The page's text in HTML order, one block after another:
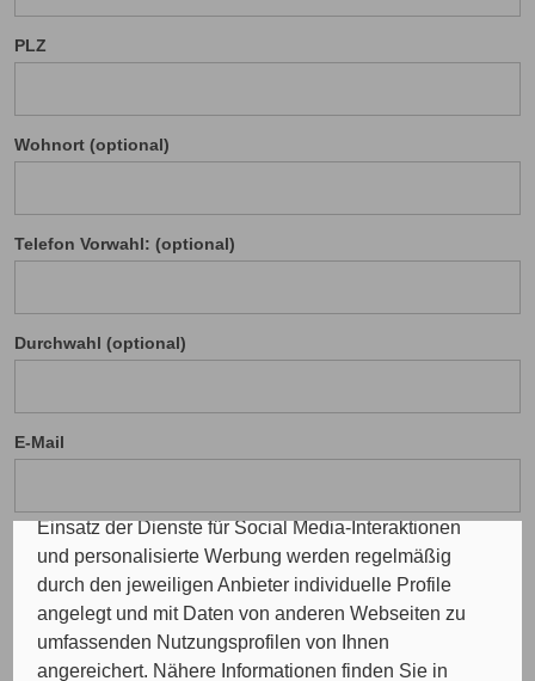
Cookie Einstellungen
Verbesserung der Nutzererfahrung, Analysen des
das Kunde wirbt Kunde-Programm, die Affiliate-
Programme sowie für personalisierte Werbung.
Einsatz der Dienste für Social Media-Interaktionen
und personalisierte Werbung werden regelmäßig
durch den jeweiligen Anbieter individuelle Profile
angelegt und mit Daten von anderen Webseiten zu
umfassenden Nutzungsprofilen von Ihnen
angereichert. Nähere Informationen finden Sie in
PLZ
Wohnort (optional)
Telefon Vorwahl: (optional)
Durchwahl (optional)
E-Mail
Ihre Nachricht